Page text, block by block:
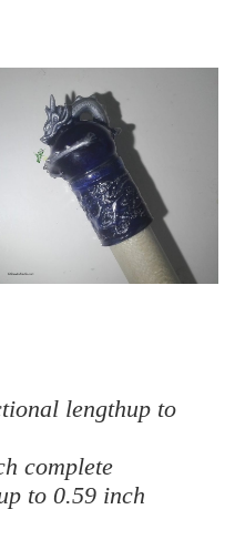
lengthup to
complete
to 0.59 inch